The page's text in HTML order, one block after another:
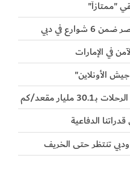
"ممتازاَ"
في الإمارات
مقعد/كم
الدفاعية
تنتظر حتى الخريف